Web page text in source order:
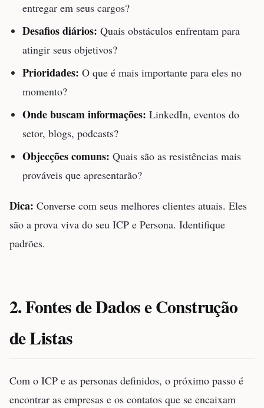
entregar em seus cargos?
Desafios diários: Quais obstáculos enfrentam para
atingir seus objetivos?
Prioridades: O que é mais importante para eles no
momento?
Onde buscam informações: LinkedIn, eventos do
setor, blogs, podcasts?
Objecções comuns: Quais são as resistências mais
prováveis que apresentarão?
Dica: Converse com seus melhores clientes atuais. Eles
são a prova viva do seu ICP e Persona. Identifique
padrões.
2. Fontes de Dados e Construção
de Listas
Com o ICP e as personas definidos, o próximo passo é
encontrar as empresas e os contatos que se encaixam